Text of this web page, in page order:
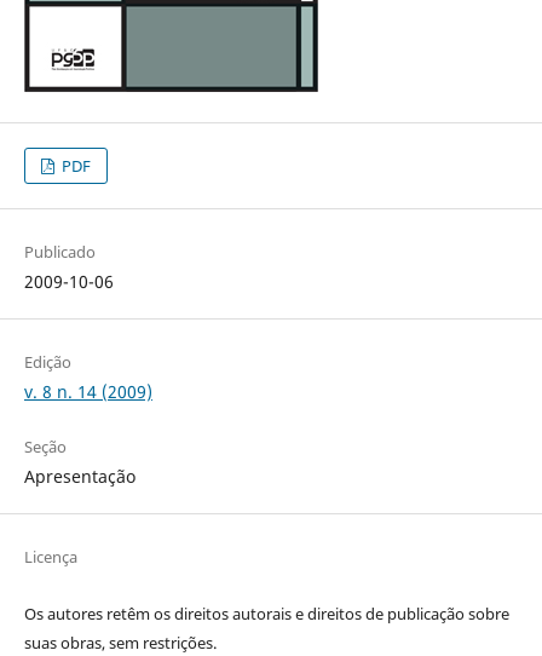
PDF
Publicado
2009-10-06
Edição
v. 8 n. 14 (2009)
Seção
Apresentação
Licença
Os autores retêm os direitos autorais e direitos de publicação sobre
suas obras, sem restrições.